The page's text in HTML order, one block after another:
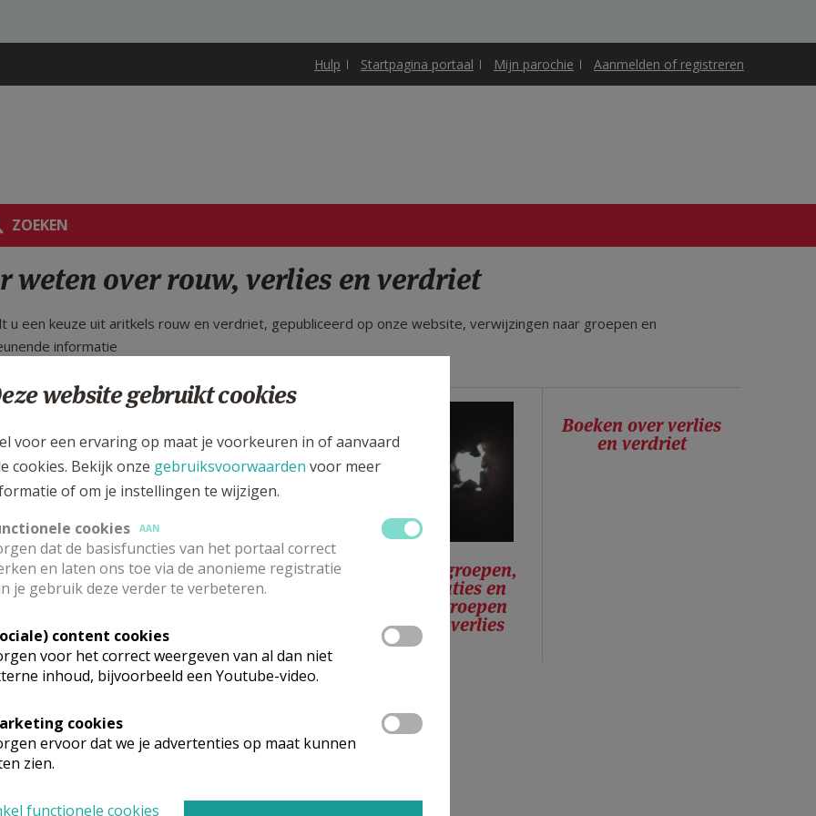
Hulp Startpagina portaal Mijn parochie Aanmelden of registreren
ZOEKEN
weten over rouw, verlies en verdriet
u een keuze uit aritkels rouw en verdriet, gepubliceerd op onze website, verwijzingen naar groepen en
informatie
en verlies met
aandacht
Rouwzorg
2021: Mensen nabij
zijn in rouw en
Gespreksgroepen,
organisaties en
andere groepen
rouw en verlies
Boeken over verlies
en verdriet
website gebruikt cookies
voor een ervaring op maat je voorkeuren in of aanvaard
cookies. Bekijk onze gebruiksvoorwaarden voor meer
of om je instellingen te wijzigen.
cookies
AAN
dat de basisfuncties van het portaal correct
en laten ons toe via de anonieme registratie
je gebruik deze verder te verbeteren.
content cookies
voor het correct weergeven van al dan niet
inhoud, bijvoorbeeld een Youtube-video.
cookies
ervoor dat we je advertenties op maat kunnen
zien.
functionele cookies